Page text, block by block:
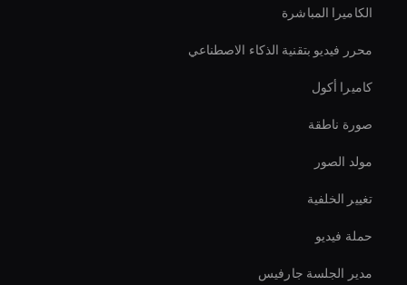
الكاميرا المباشرة
محرر فيديو بتقنية الذكاء الاصطناعي
كاميرا أكول
صورة ناطقة
مولد الصور
تغيير الخلفية
حملة فيديو
مدير الجلسة جارفيس